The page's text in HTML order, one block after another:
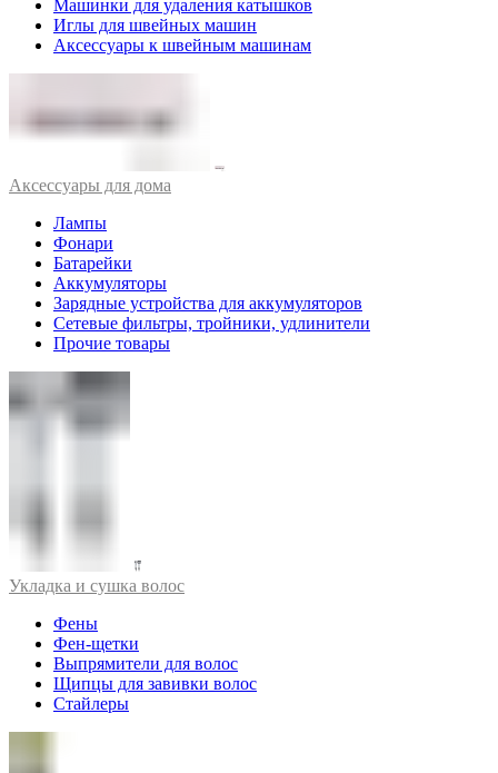
Машинки для удаления катышков
Иглы для швейных машин
Аксессуары к швейным машинам
Аксессуары для дома
Лампы
Фонари
Батарейки
Аккумуляторы
Зарядные устройства для аккумуляторов
Сетевые фильтры, тройники, удлинители
Прочие товары
Укладка и сушка волос
Фены
Фен-щетки
Выпрямители для волос
Щипцы для завивки волос
Стайлеры